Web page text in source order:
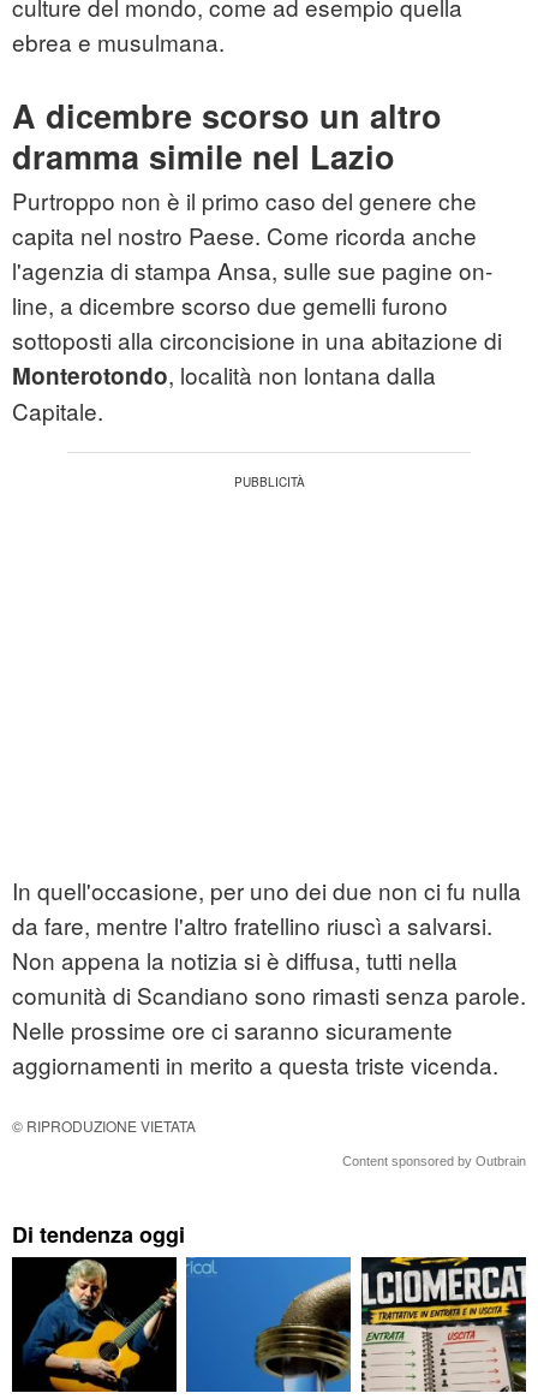
culture del mondo, come ad esempio quella
ebrea e musulmana.
A dicembre scorso un altro
dramma simile nel Lazio
Purtroppo non è il primo caso del genere che
capita nel nostro Paese. Come ricorda anche
l'agenzia di stampa Ansa, sulle sue pagine on-
line, a dicembre scorso due gemelli furono
sottoposti alla circoncisione in una abitazione di
Monterotondo, località non lontana dalla
Capitale.
In quell'occasione, per uno dei due non ci fu nulla
da fare, mentre l'altro fratellino riuscì a salvarsi.
Non appena la notizia si è diffusa, tutti nella
comunità di Scandiano sono rimasti senza parole.
Nelle prossime ore ci saranno sicuramente
aggiornamenti in merito a questa triste vicenda.
© RIPRODUZIONE VIETATA
Content sponsored by Outbrain
Di tendenza oggi